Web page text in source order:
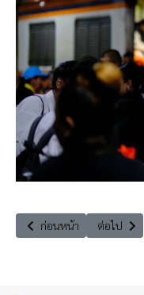
เนื้อหาก่อนหน้า: วาทะ
ก่อนหน้า เนื้อหาถัด
ต่อไป